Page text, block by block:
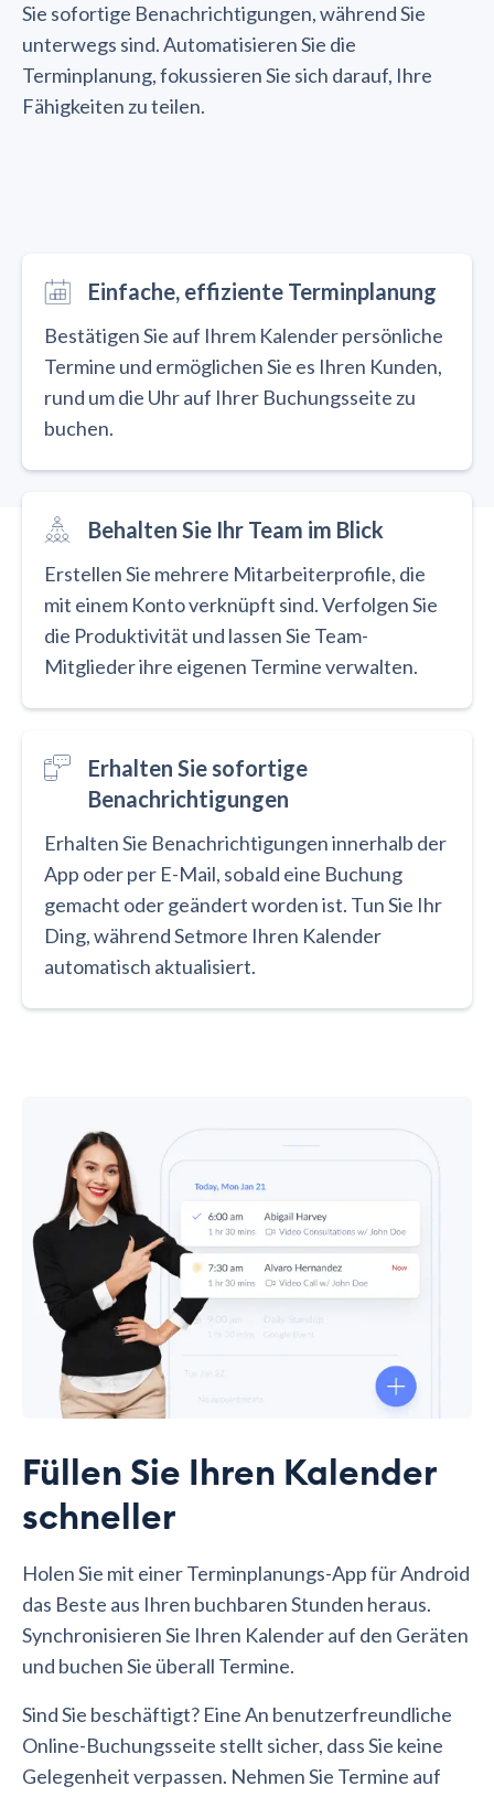
Sie sofortige Benachrichtigungen, während Sie
unterwegs sind. Automatisieren Sie die
Terminplanung, fokussieren Sie sich darauf, Ihre
Fähigkeiten zu teilen.
Einfache, effiziente Terminplanung
Bestätigen Sie auf Ihrem Kalender persönliche
Termine und ermöglichen Sie es Ihren Kunden,
rund um die Uhr auf Ihrer Buchungsseite zu
buchen.
Behalten Sie Ihr Team im Blick
Erstellen Sie mehrere Mitarbeiterprofile, die
mit einem Konto verknüpft sind. Verfolgen Sie
die Produktivität und lassen Sie Team-
Mitglieder ihre eigenen Termine verwalten.
Erhalten Sie sofortige
Benachrichtigungen
Erhalten Sie Benachrichtigungen innerhalb der
App oder per E-Mail, sobald eine Buchung
gemacht oder geändert worden ist. Tun Sie Ihr
Ding, während Setmore Ihren Kalender
automatisch aktualisiert.
Füllen Sie Ihren Kalender
schneller
Holen Sie mit einer Terminplanungs-App für Android
das Beste aus Ihren buchbaren Stunden heraus.
Synchronisieren Sie Ihren Kalender auf den Geräten
und buchen Sie überall Termine.
Sind Sie beschäftigt? Eine An benutzerfreundliche
Online-Buchungsseite stellt sicher, dass Sie keine
Gelegenheit verpassen. Nehmen Sie Termine auf